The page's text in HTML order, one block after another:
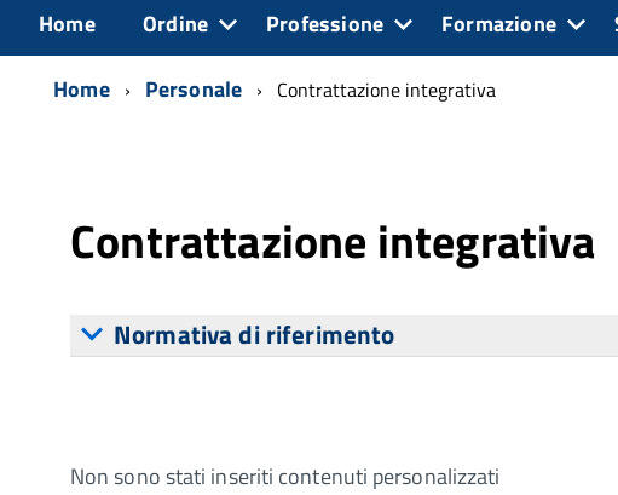
Home Ordine Professione Formazione
Home
Personale Contrattazione integrativa
Contrattazione integrativa
Normativa di riferimento
Non sono stati inseriti contenuti personalizzati